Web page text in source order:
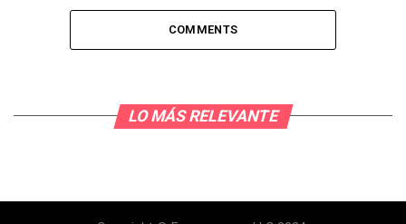
COMMENTS
LO MÁS RELEVANTE